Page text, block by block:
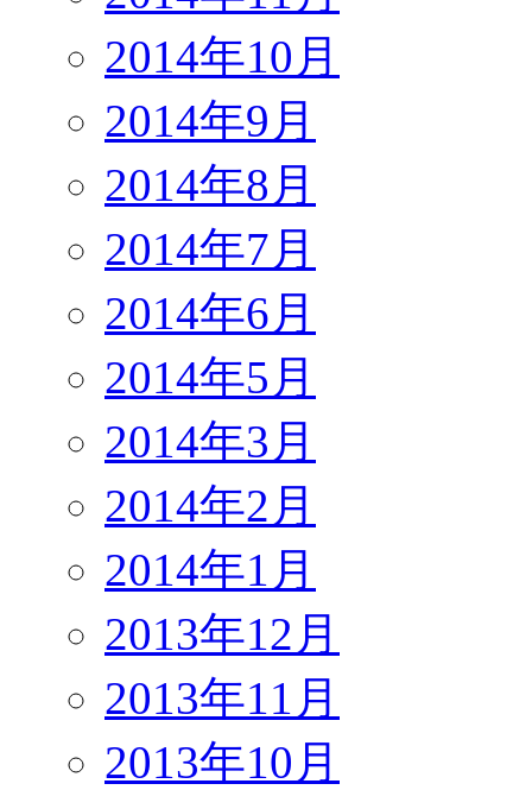
2014年10月
2014年9月
2014年8月
2014年7月
2014年6月
2014年5月
2014年3月
2014年2月
2014年1月
2013年12月
2013年11月
2013年10月